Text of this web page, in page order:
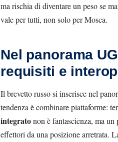
ma rischia di diventare un peso se
vale per tutti, non solo per Mosca.
Nel panorama
requisiti e
Il brevetto russo si inserisce nel
tendenza è combinare piattaforme:
integratonon è fantascienza, ma un
effettori da una posizione arretrata.